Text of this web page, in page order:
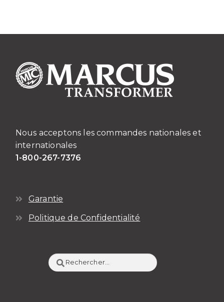
Nous acceptons les commandes nationales et
internationales
1-800-267-7376
Garantie
Politique de Confidentialité
Rechercher :